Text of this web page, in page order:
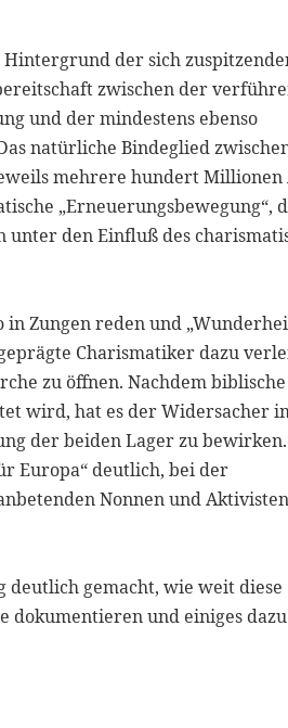
der sich
zwischen der
und der mindestens ebenso
natürliche Bindeglied
mehrere hundert Millionen
„Erneuerungsbewegung“,
unter den Einfluß des
Zungen reden und
Charismatiker dazu
zu öffnen. Nachdem
wird, hat es der Widersacher
der beiden Lager zu bewirken.
Europa“ deutlich, bei der
Nonnen und
deutlich gemacht, wie weit diese
dokumentieren und einiges dazu